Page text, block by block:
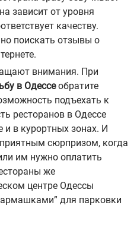
зависит от уровня
качеству.
поискать отзывы о
внимания. При
в Одессеобратите
подъехать к
ресторанов в Одессе
и в курортных зонах. И
сюрпризом, когда
им нужно оплатить
же
центре Одессы
для парковки